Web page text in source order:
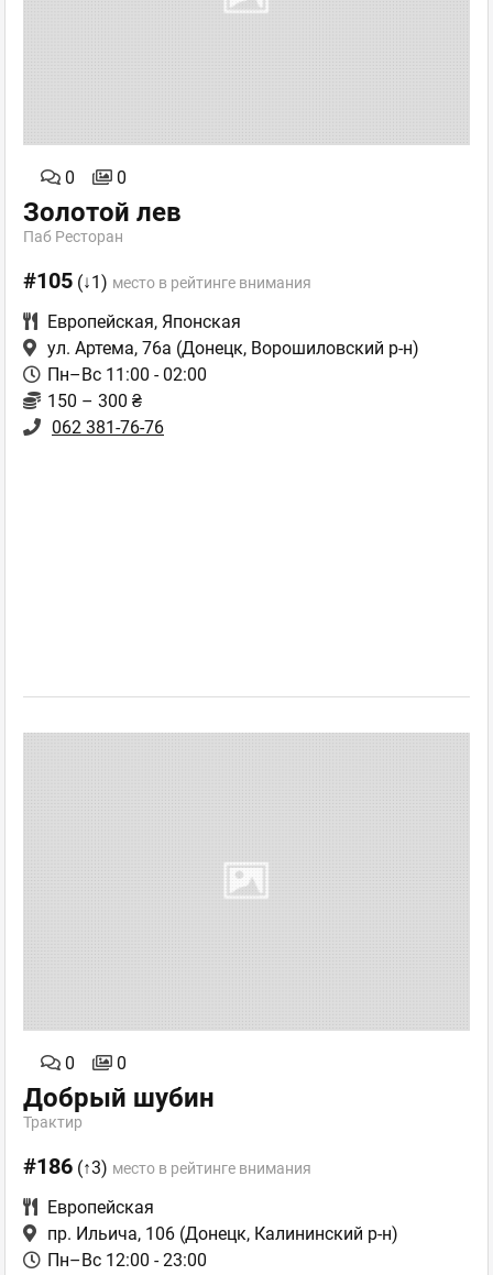
0 0
Золотой лев
Паб Ресторан
#105 (↓1) место в рейтинге внимания
Европейская, Японская
ул. Артема, 76а (Донецк, Ворошиловский р-н)
Пн–Вс 11:00 - 02:00
150 – 300 ₴
062 381-76-76
0 0
Добрый шубин
Трактир
#186 (↑3) место в рейтинге внимания
Европейская
пр. Ильича, 106 (Донецк, Калининский р-н)
Пн–Вс 12:00 - 23:00